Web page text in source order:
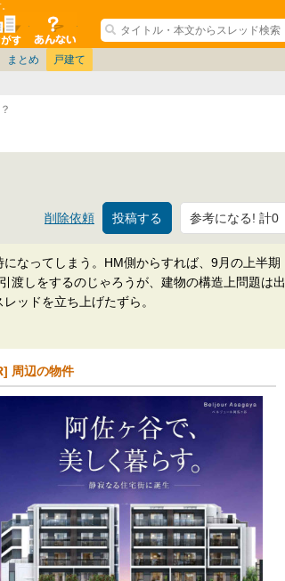
ィ
示板 物件検索 サイトについて
/新潟/東北 名古屋/東海
大阪/兵庫/京都/関西
質問 管理会社/組合
個人取引 政治
ウ 東京都 神奈川県
まとめ
福岡県
戸建て
削除依頼 参考になる! 計0
なってしまう。HM側からすれば、9月の上半期
渡しをするのじゃろうが、建物の構造上問題は出
ッドを立ち上げたずら。
周辺の物件